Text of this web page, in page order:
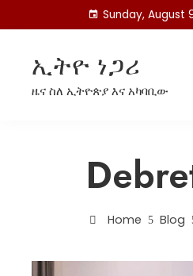
to
Sunday, August
ኢትዮ ነጋሪ
ዜና ስለ ኢትዮጵያ እና አካባቢው
Home Blog